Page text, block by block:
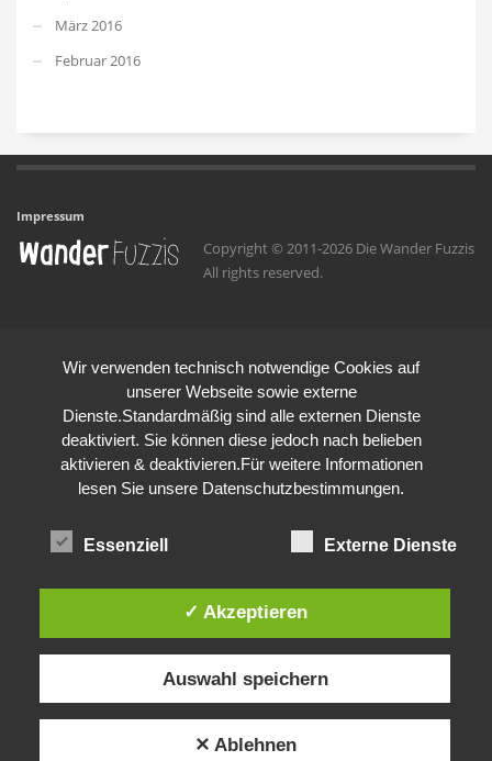
März 2016
Februar 2016
Impressum
Copyright © 2011-2026 Die Wander Fuzzis
All rights reserved.
Wir verwenden technisch notwendige Cookies auf
unserer Webseite sowie externe
Dienste.Standardmäßig sind alle externen Dienste
deaktiviert. Sie können diese jedoch nach belieben
aktivieren & deaktivieren.Für weitere Informationen
lesen Sie unsere Datenschutzbestimmungen.
Essenziell Externe Dienste
✓ Akzeptieren
Auswahl speichern
✕ Ablehnen